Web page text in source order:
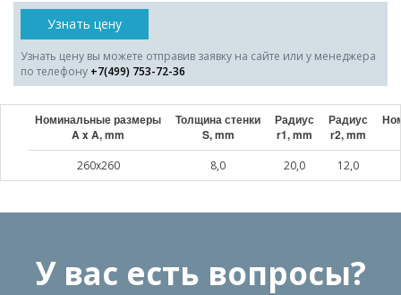
Узнать цену
Узнать цену вы можете отправив заявку на сайте или у менеджера
по телефону +7(499) 753-72-36
Номинальные размеры
A x A, mm
Толщина стенки
S, mm
Радиус
r1, mm
Радиус
r2, mm
260x260 8,0 20,0 12,0
У вас есть вопросы?